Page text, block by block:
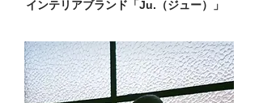
インテリアブランド​「Ju.（ジュー）」